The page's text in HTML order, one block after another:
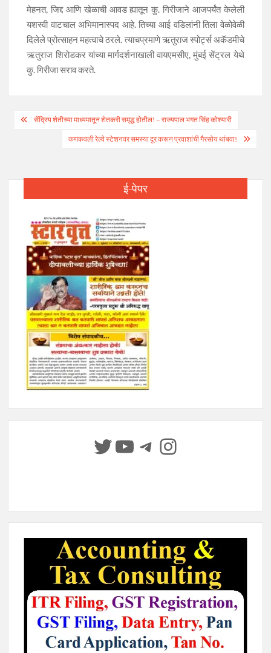
मेहनत, जिद्द आणि खेळाची आवड ह्यातून कु. गिरीजाने आजपर्यंत केलेली
यशस्वी वाटचाल अभिमानास्पद आहे. तिच्या आई वडिलांनी तिला वेळोवेळी
दिलेले प्रोत्साहन महत्वाचे ठरले. त्याचप्रमाणे ऋतुराज स्पोर्ट्स अकॅडमीचे
ऋतुराज शिरोडकर यांच्या मार्गदर्शनाखाली वायएमसीए, मुंबई सेंट्रल येथे
कु. गिरीजा सराव करते.
Post
navigation
सेंद्रिय शेतीच्या माध्यमातून शेतकरी समृद्ध होतील! – राज्यपाल भगत सिंह कोश्यारी
कणकवली रेल्वे स्टेशनवर समस्या दूर करून प्रवाशांची गैरसोय थांबवा!
ई-पेपर
Twitter
YouTube
Telegram
Instagram